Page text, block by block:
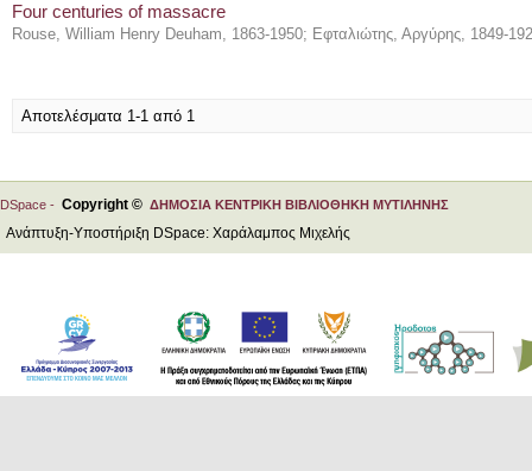
Four centuries of massacre
Rouse, William Henry Deuham, 1863-1950; Εφταλιώτης, Αργύρης, 1849-
Αποτελέσματα 1-1 από 1
DSpace - Copyright © ΔΗΜΟΣΙΑ ΚΕΝΤΡΙΚΗ ΒΙΒΛΙΟΘΗΚΗ ΜΥΤΙΛΗΝΗΣ
Ανάπτυξη-Υποστήριξη DSpace: Χαράλαμπος Μιχελής